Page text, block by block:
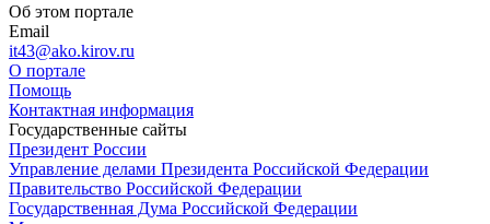
Об этом портале
Email
it43@ako.kirov.ru
О портале
Помощь
Контактная информация
Государственные сайты
Президент России
Управление делами Президента Российской Федерации
Правительство Российской Федерации
Государственная Дума Российской Федерации